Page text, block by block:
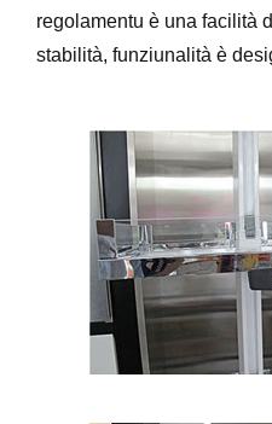
regolamentu è una facilità
stabilità, funziunalità è